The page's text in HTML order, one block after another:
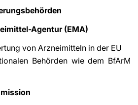
Agentur (EMA)
von Arzneimitteln in der EU
Behörden wie dem BfArM